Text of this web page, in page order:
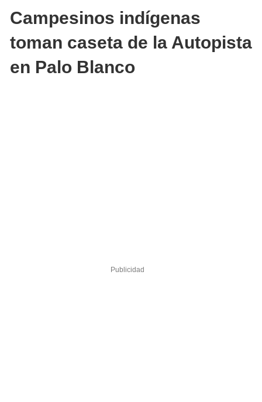
Campesinos indígenas
toman caseta de la Autopista
en Palo Blanco
Publicidad